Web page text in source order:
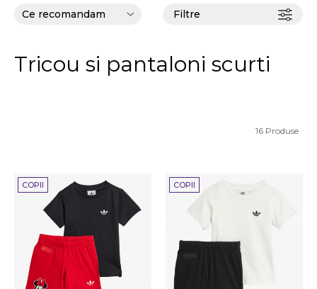
Filtre
Tricou si pantaloni scurti
16 Produse
COPII COPII